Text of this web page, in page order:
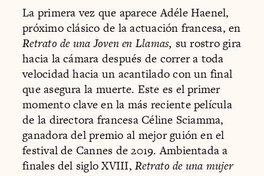
La primera vez que aparece Adéle Haenel,
próximo clásico de la actuación francesa, en
Retrato de una Joven en Llamas, su rostro gira
hacia la cámara después de correr a toda
velocidad hacia un acantilado con un final
que asegura la muerte. Este es el primer
momento clave en la más reciente película
de la directora francesa Céline Sciamma,
ganadora del premio al mejor guión en el
festival de Cannes de 2019. Ambientada a
finales del siglo XVIII,Retrato de una mujer